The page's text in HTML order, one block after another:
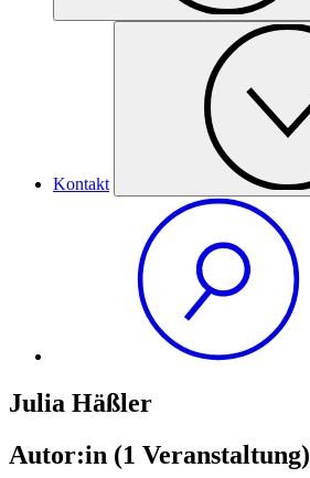
Kontakt
Julia Häßler
Autor:in (1 Veranstaltung)